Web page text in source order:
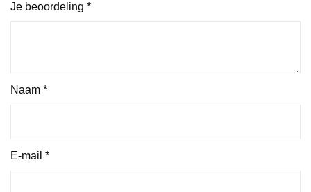
Je beoordeling *
Naam *
E-mail *